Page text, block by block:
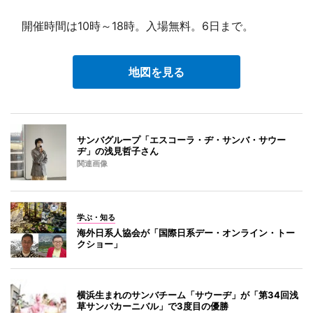
開催時間は10時～18時。入場無料。6日まで。
地図を見る
サンバグループ「エスコーラ・ヂ・サンバ・サウー
ヂ」の浅見哲子さん
関連画像
学ぶ・知る
海外日系人協会が「国際日系デー・オンライン・トー
クショー」
横浜生まれのサンバチーム「サウーヂ」が「第34回浅
草サンバカーニバル」で3度目の優勝